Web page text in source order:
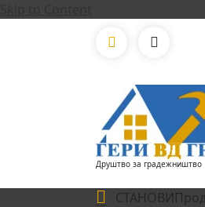
Друштво за градежништво
СТАНОВИ